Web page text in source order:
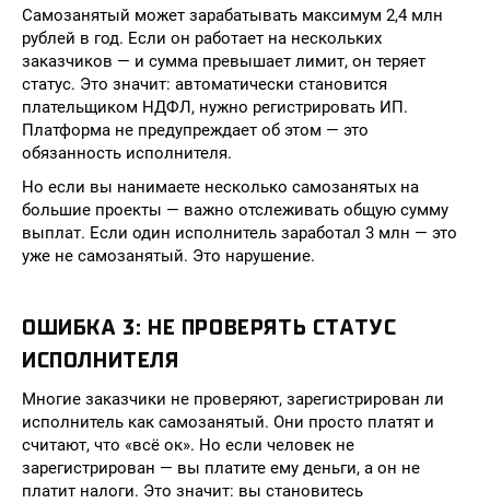
Самозанятый может зарабатывать максимум 2,4 млн
рублей в год. Если он работает на нескольких
заказчиков — и сумма превышает лимит, он теряет
статус. Это значит: автоматически становится
плательщиком НДФЛ, нужно регистрировать ИП.
Платформа не предупреждает об этом — это
обязанность исполнителя.
Но если вы нанимаете несколько самозанятых на
большие проекты — важно отслеживать общую сумму
выплат. Если один исполнитель заработал 3 млн — это
уже не самозанятый. Это нарушение.
ОШИБКА 3: НЕ ПРОВЕРЯТЬ СТАТУС
ИСПОЛНИТЕЛЯ
Многие заказчики не проверяют, зарегистрирован ли
исполнитель как самозанятый. Они просто платят и
считают, что «всё ок». Но если человек не
зарегистрирован — вы платите ему деньги, а он не
платит налоги. Это значит: вы становитесь